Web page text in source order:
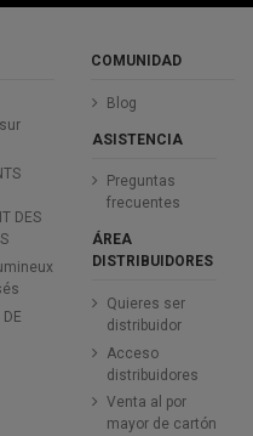
DES
DE
COMUNIDAD
Blog
ASISTENCIA
Preguntas
frecuentes
ÁREA
DISTRIBUIDORES
Quieres ser
distribuidor
Acceso
distribuidores
Venta al por
mayor de cartón